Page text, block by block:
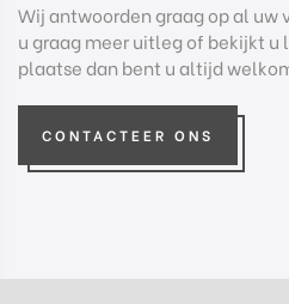
Wij antwoorden graag op al uw
u graag meer uitleg of bekijkt
plaatse dan bent u altijd
CONTACTEER ONS